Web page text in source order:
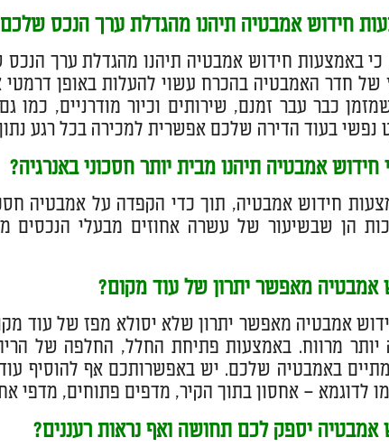
חידוש אמבטיה תיהנו מהגדלת ערך הנכס
כי באמצעות חידוש אמבטיה תיהנו מהגדלת ערך
של חדר האמבטיה בהכרח עשוי להעלות באופן
כבר עבר זמנם, שירותים וכיור מודרניים, כמו
נפשי בעוד הדירה שלכם אפשרית למכירה בכל רגע
חידוש אמבטיה תיהנו מבית יותר חסכוני באנרגיה?
חידוש אמבטיה, תוך כדי הקפדה על אמבטיה
הן שבשיעור של עשרה אחוזים מבעלי הנכסים
אמבטיה מאפשר יתרון של עוד מקום?
אמבטיה מאפשר יתרון שלא יסולא מפז של עוד
יותר מרווח. באמצעות פתיחת החלל, החלפה של
באמבטיה שלכם. יש באפשרותכם אף להוסיף
לדוגמא – אחסון בתוך הקיר, מדפים פתוחים, מדפי
אמבטיה יספק לכם תחושה ואף נראות רעננים?